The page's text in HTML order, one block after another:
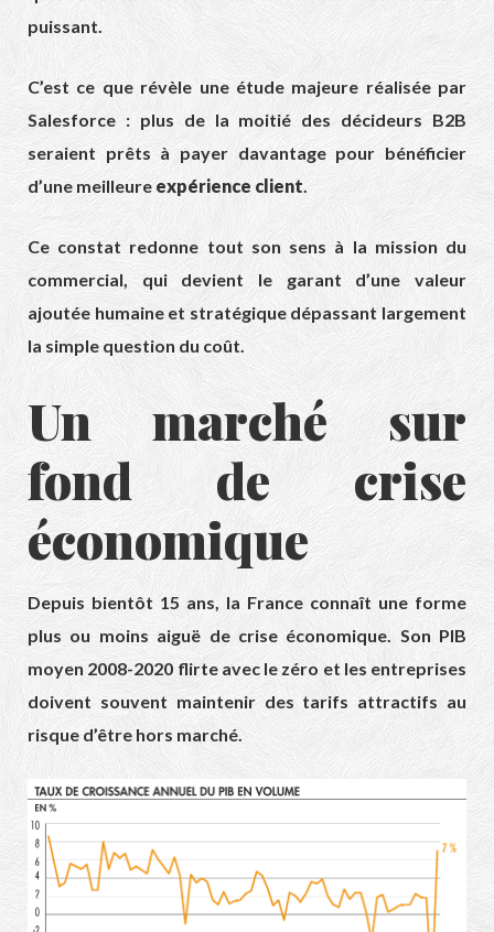
puissant.
C’est ce que révèle une étude majeure réalisée par
Salesforce : plus de la moitié des décideurs B2B
seraient prêts à payer davantage pour bénéficier
d’une meilleure expérience client.
Ce constat redonne tout son sens à la mission du
commercial, qui devient le garant d’une valeur
ajoutée humaine et stratégique dépassant largement
la simple question du coût.
Un marché sur
fond de crise
économique
Depuis bientôt 15 ans, la France connaît une forme
plus ou moins aiguë de crise économique. Son PIB
moyen 2008-2020 flirte avec le zéro et les entreprises
doivent souvent maintenir des tarifs attractifs au
risque d’être hors marché.